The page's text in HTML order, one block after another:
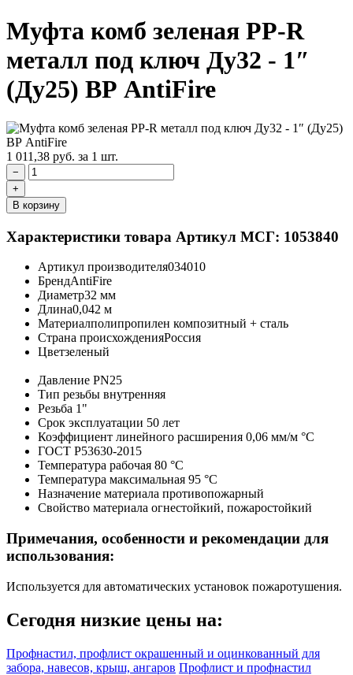
Муфта комб зеленая PP-R
металл под ключ Ду32 - 1″
(Ду25) ВР AntiFire
1 011,38 руб. за 1 шт.
−
+
В корзину
Характеристики товара Артикул МСГ: 1053840
Артикул производителя034010
БрендAntiFire
Диаметр32 мм
Длина0,042 м
Материалполипропилен композитный + сталь
Страна происхожденияРоссия
Цветзеленый
Давление PN25
Тип резьбы внутренняя
Резьба 1"
Срок эксплуатации 50 лет
Коэффициент линейного расширения 0,06 мм/м °С
ГОСТ Р53630-2015
Температура рабочая 80 °С
Температура максимальная 95 °С
Назначение материала противопожарный
Свойство материала огнестойкий, пожаростойкий
Примечания, особенности и рекомендации для
использования:
Используется для автоматических установок пожаротушения.
Сегодня низкие цены на:
Профнастил, профлист окрашенный и оцинкованный для
забора, навесов, крыш, ангаров Профлист и профнастил